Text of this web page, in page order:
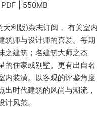
| 550MB
利版)杂志订阅， 有关室内
筑师与设计师的喜爱。每期
之建筑；名建筑大师之杰
的住家或别墅。更有出自名
内装潢。以客观的评鉴角度
出时代建筑的风尚与潮流，
风范。